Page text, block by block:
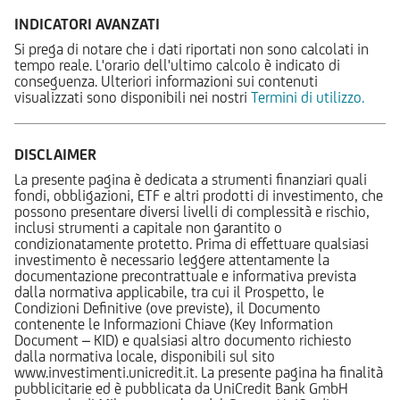
INDICATORI AVANZATI
Si prega di notare che i dati riportati non sono calcolati in
tempo reale. L'orario dell'ultimo calcolo è indicato di
conseguenza. Ulteriori informazioni sui contenuti
visualizzati sono disponibili nei nostri Termini di utilizzo.
DISCLAIMER
La presente pagina è dedicata a strumenti finanziari quali
fondi, obbligazioni, ETF e altri prodotti di investimento, che
possono presentare diversi livelli di complessità e rischio,
inclusi strumenti a capitale non garantito o
condizionatamente protetto. Prima di effettuare qualsiasi
investimento è necessario leggere attentamente la
documentazione precontrattuale e informativa prevista
dalla normativa applicabile, tra cui il Prospetto, le
Condizioni Definitive (ove previste), il Documento
contenente le Informazioni Chiave (Key Information
Document – KID) e qualsiasi altro documento richiesto
dalla normativa locale, disponibili sul sito
www.investimenti.unicredit.it. La presente pagina ha finalità
pubblicitarie ed è pubblicata da UniCredit Bank GmbH